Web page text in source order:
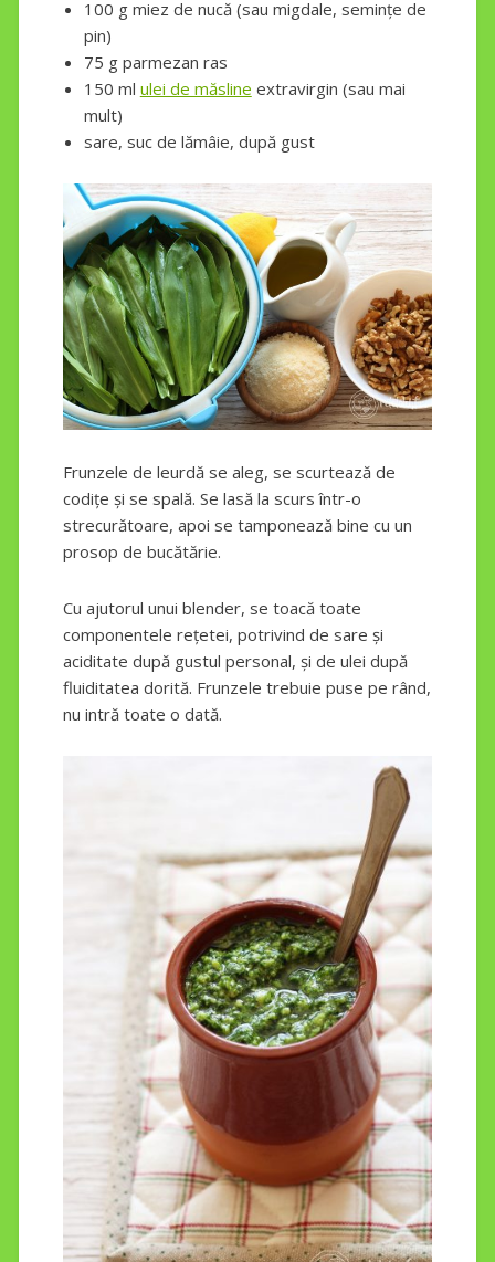
100 g miez de nucă (sau migdale, semințe de
pin)
75 g parmezan ras
150 ml ulei de măsline extravirgin (sau mai
mult)
sare, suc de lămâie, după gust
Frunzele de leurdă se aleg, se scurtează de
codițe și se spală. Se lasă la scurs într-o
strecurătoare, apoi se tamponează bine cu un
prosop de bucătărie.
Cu ajutorul unui blender, se toacă toate
componentele rețetei, potrivind de sare și
aciditate după gustul personal, și de ulei după
fluiditatea dorită. Frunzele trebuie puse pe rând,
nu intră toate o dată.